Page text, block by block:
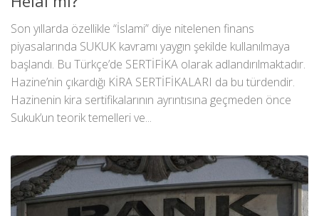
Son yıllarda özellikle “İslami” diye nitelenen finans
piyasalarında SUKUK kavramı yaygın şekilde kullanılmaya
başlandı. Bu Türkçe’de SERTİFİKA olarak adlandırılmaktadır.
Hazine’nin çıkardığı KİRA SERTİFİKALARI da bu türdendir.
Hazinenin kira sertifikalarının ayrıntısına geçmeden önce
Sukuk’un teorik temelleri ve...